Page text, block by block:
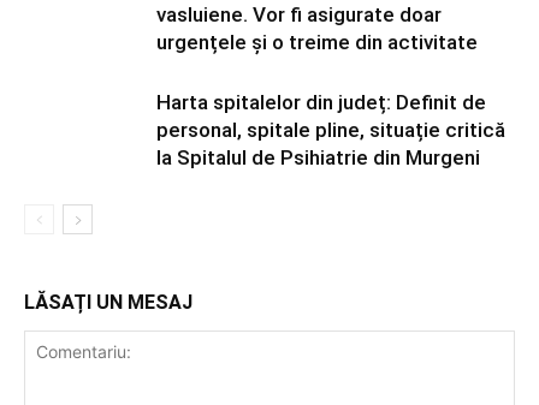
vasluiene. Vor fi asigurate doar
urgențele și o treime din activitate
Harta spitalelor din județ: Definit de
personal, spitale pline, situație critică
la Spitalul de Psihiatrie din Murgeni
LĂSAȚI UN MESAJ